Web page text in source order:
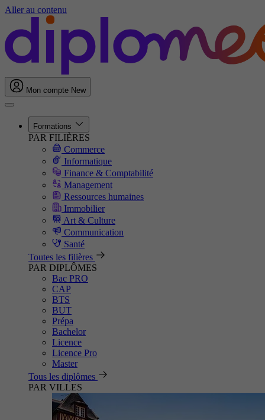
Aller au contenu
Mon compte New
Formations
PAR FILIÈRES
Commerce
Informatique
Finance & Comptabilité
Management
Ressources humaines
Immobilier
Art & Culture
Communication
Santé
Toutes les filières
PAR DIPLÔMES
Bac PRO
CAP
BTS
BUT
Prépa
Bachelor
Licence
Licence Pro
Master
Tous les diplômes
PAR VILLES